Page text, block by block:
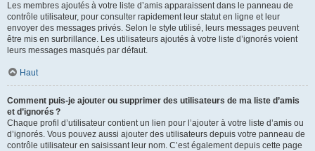
Les membres ajoutés à votre liste d’amis apparaissent dans le panneau de
contrôle utilisateur, pour consulter rapidement leur statut en ligne et leur
envoyer des messages privés. Selon le style utilisé, leurs messages peuvent
être mis en surbrillance. Les utilisateurs ajoutés à votre liste d’ignorés voient
leurs messages masqués par défaut.
Haut
Comment puis-je ajouter ou supprimer des utilisateurs de ma liste d’amis
et d’ignorés ?
Chaque profil d’utilisateur contient un lien pour l’ajouter à votre liste d’amis ou
d’ignorés. Vous pouvez aussi ajouter des utilisateurs depuis votre panneau de
contrôle utilisateur en saisissant leur nom. C’est également depuis cette page